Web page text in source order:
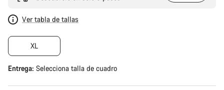
Ver tabla de tallas
XL
Entrega: Selecciona talla de cuadro